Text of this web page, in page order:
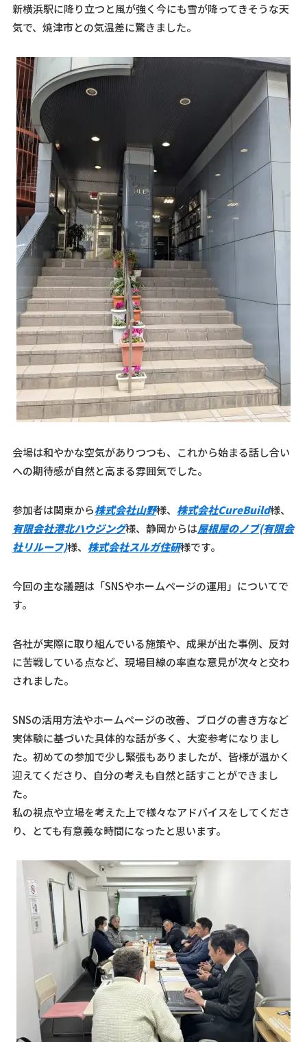
新横浜駅に降り立つと風が強く今にも雪が降ってきそうな天
気で、焼津市との気温差に驚きました。
会場は和やかな空気がありつつも、これから始まる話し合い
への期待感が自然と高まる雰囲気でした。
参加者は関東から株式会社山野様、 株式会社CureBuild様、
有限会社港北ハウジング様、静岡からは屋根屋のノブ(有限会
社リルーフ)様、 株式会社スルガ住研様です。
今回の主な議題は「SNSやホームページの運用」についてで
す。
各社が実際に取り組んでいる施策や、成果が出た事例、反対
に苦戦している点など、現場目線の率直な意見が次々と交わ
されました。
SNSの活用方法やホームページの改善、ブログの書き方など
実体験に基づいた具体的な話が多く、大変参考になりまし
た。初めての参加で少し緊張もありましたが、皆様が温かく
迎えてくださり、自分の考えも自然と話すことができまし
た。
私の視点や立場を考えた上で様々なアドバイスをしてくださ
り、とても有意義な時間になったと思います。